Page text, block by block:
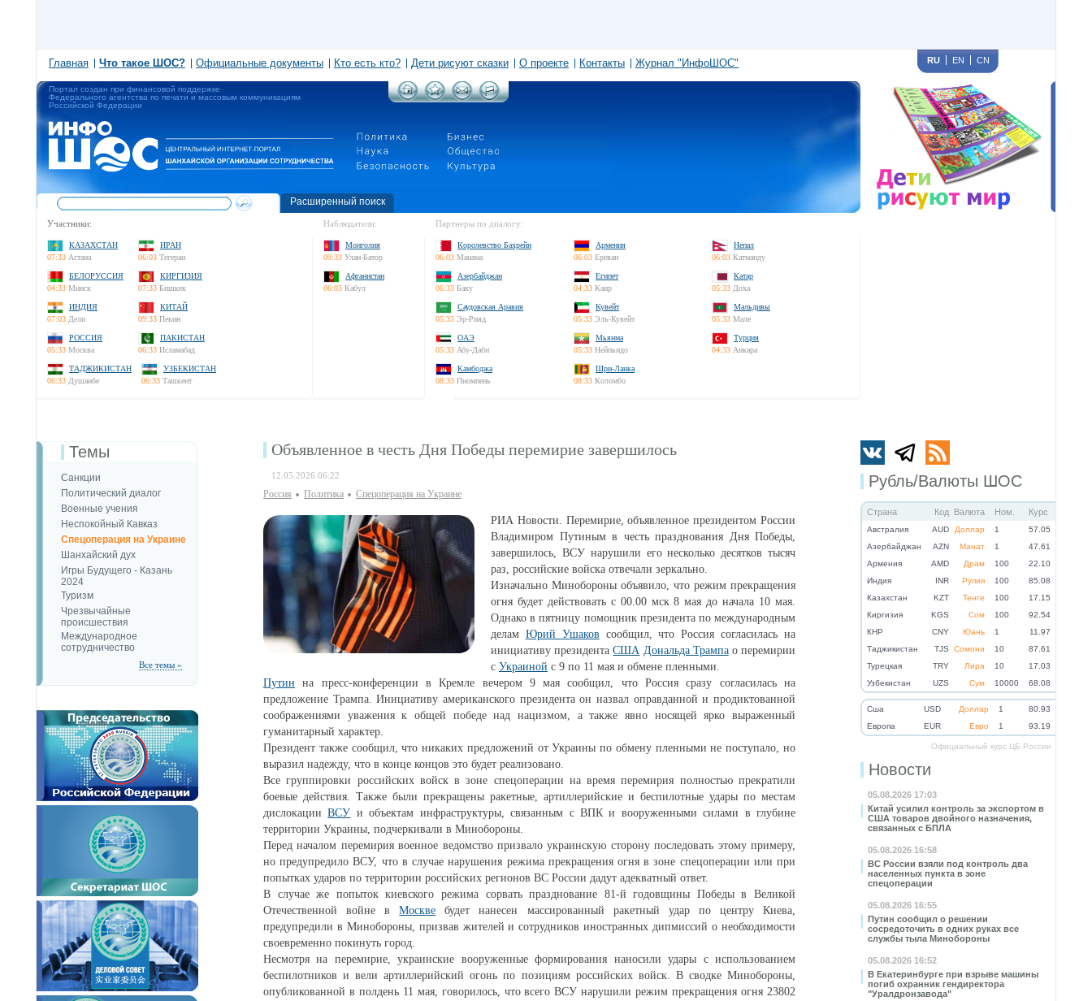
Главная Что такое ШОС? Официальные документы Кто есть кто? Дети рисуют сказки О проекте Контакты Журнал "ИнфоШОС" RU EN CN
Портал создан при финансовой поддержке
Федерального агентства по печати и массовым коммуникациям
Российской Федерации
Расширенный поиск
Участники:
КАЗАХСТАН
07:33 Астана
ИРАН
06:03 Тегеран
БЕЛОРУССИЯ
04:33 Минск
КИРГИЗИЯ
07:33 Бишкек
ИНДИЯ
07:03 Дели
КИТАЙ
09:33 Пекин
РОССИЯ
05:33 Москва
ПАКИСТАН
06:33 Исламабад
ТАДЖИКИСТАН
06:33 Душанбе
УЗБЕКИСТАН
06:33 Ташкент
Наблюдатели:
Монголия
09:33 Улан-Батор
Афганистан
06:03 Кабул
Партнеры по диалогу:
Королевство Бахрейн
06:03 Манама
Армения
06:03 Ереван
Непал
06:03 Катманду
Азербайджан
06:33 Баку
Египет
04:33 Каир
Катар
05:33 Доха
Саудовская Аравия
05:33 Эр-Рияд
Кувейт
05:33 Эль-Кувейт
Мальдивы
05:33 Мале
ОАЭ
05:33 Абу-Даби
Мьянма
05:33 Нейпьидо
Турция
04:33 Анкара
Камбоджа
08:33 Пномпень
Шри-Ланка
08:33 Коломбо
Рубль/Валюты ШОС
Страна Код Валюта Ном. Курс
Австралия AUD Доллар 1
57.05
Азербайджан
AZN Манат 1
47.61
Армения
AMD Драм 100
22.10
Индия
INR Рупия 100
85.08
Казахстан
KZT Тенге 100
17.15
Киргизия
KGS Сом 100
92.54
КНР
CNY Юань 1
11.97
Таджикистан
TJS Сомони 10
87.61
Турецкая
TRY Лира 10
17.03
Узбекистан
UZS Сум 10000 68.08
Cша USD Доллар 1
80.93
Eвропа
EUR Евро 1 93.19
Официальный курс ЦБ России
Новости
05.08.2026 17:03
Китай усилил контроль за экспортом в
США товаров двойного назначения,
связанных с БПЛА
05.08.2026 16:58
ВС России взяли под контроль два
населенных пункта в зоне
спецоперации
05.08.2026 16:55
Путин сообщил о решении
сосредоточить в одних руках все
службы тыла Минобороны
05.08.2026 16:52
В Екатеринбурге при взрыве машины
погиб охранник гендиректора
"Уралдронзавода"
Темы
Санкции
Политический диалог
Военные учения
Неспокойный Кавказ
Спецоперация на Украине
Шанхайский дух
Игры Будущего - Казань
2024
Туризм
Чрезвычайные
происшествия
Международное
сотрудничество
Все темы »
Объявленное в честь Дня Победы перемирие завершилось
12.05.2026 06:22
Россия Политика Спецоперация на Украине
РИА Новости. Перемирие, объявленное президентом России
Владимиром Путиным в честь празднования Дня Победы,
завершилось, ВСУ нарушили его несколько десятков тысяч
раз, российские войска отвечали зеркально.
Изначально Минобороны объявило, что режим прекращения
огня будет действовать с 00.00 мск 8 мая до начала 10 мая.
Однако в пятницу помощник президента по международным
делам Юрий Ушаков сообщил, что Россия согласилась на
инициативу президентаСША Дональда Трампао перемирии
с Украиной с 9 по 11 мая и обмене пленными.
Путин на пресс-конференции в Кремле вечером 9 мая сообщил, что Россия сразу согласилась на
предложение Трампа. Инициативу американского президента он назвал оправданной и продиктованной
соображениями уважения к общей победе над нацизмом, а также явно носящей ярко выраженный
гуманитарный характер.
Президент также сообщил, что никаких предложений от Украины по обмену пленными не поступало, но
выразил надежду, что в конце концов это будет реализовано.
Все группировки российских войск в зоне спецоперации на время перемирия полностью прекратили
боевые действия. Также были прекращены ракетные, артиллерийские и беспилотные удары по местам
дислокацииВСУ и объектам инфраструктуры, связанным с ВПК и вооруженными силами в глубине
территории Украины, подчеркивали в Минобороны.
Перед началом перемирия военное ведомство призвало украинскую сторону последовать этому примеру,
но предупредило ВСУ, что в случае нарушения режима прекращения огня в зоне спецоперации или при
попытках ударов по территории российских регионов ВС России дадут адекватный ответ.
В случае же попыток киевского режима сорвать празднование 81-й годовщины Победы в Великой
Отечественной войне вМоскве будет нанесен массированный ракетный удар по центру Киева,
предупредили в Минобороны, призвав жителей и сотрудников иностранных дипмиссий о необходимости
своевременно покинуть город.
Несмотря на перемирие, украинские вооруженные формирования наносили удары с использованием
беспилотников и вели артиллерийский огонь по позициям российских войск. В сводке Минобороны,
опубликованной в полдень 11 мая, говорилось, что всего ВСУ нарушили режим прекращения огня 23802